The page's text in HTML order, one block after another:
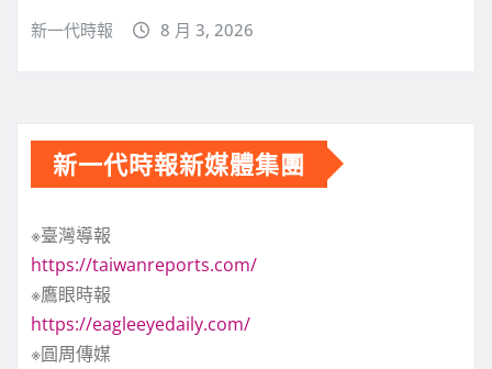
新一代時報 8 月 3, 2026
新一代時報新媒體集團
※臺灣導報
https://taiwanreports.com/
※鷹眼時報
https://eagleeyedaily.com/
※圓周傳媒